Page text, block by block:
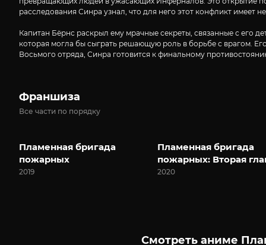
расследования Синра узнал, что для него этот конфликт имеет
Капитан Бёрнс раскрыл ему мрачные секреты, связанные с его
которая могла бы сыграть решающую роль в борьбе с врагом.
Восьмого отряда, Синра готовится к финальному
Франшиза
Все части по порядку
Пламенная бригада
пожарных
2019
Пламенная бригада
пожарных: Вторая
2020
Смотреть аниме